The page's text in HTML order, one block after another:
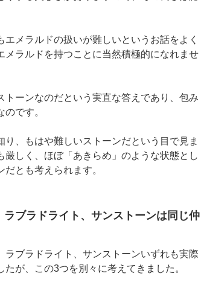
エメラルドの扱いが難しいというお話をよく
メラルドを持つことに当然積極的になれませ
トーンなのだという実直な答えであり、包み
です。
り、もはや難しいストーンだという目で見ま
厳しく、ほぼ「あきらめ」のような状態とし
とも考えられます。
ラブラドライト、サンストーンは同じ仲
ラブラドライト、サンストーンいずれも実際
が、この3つを別々に考えてきました。